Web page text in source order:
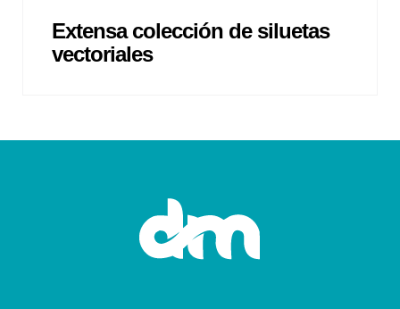
Extensa colección de siluetas
vectoriales